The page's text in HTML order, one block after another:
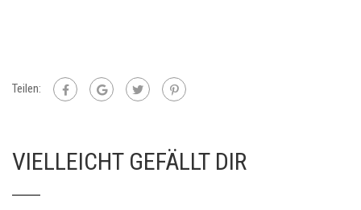
Teilen:
VIELLEICHT GEFÄLLT DIR